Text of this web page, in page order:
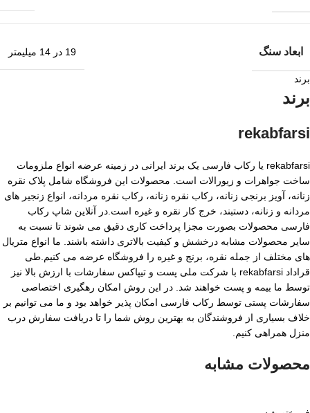
ابعاد سنگ 19 در 14 میلیمتر
برند
برند
rekabfarsi
rekabfarsi یا رکاب فارسی یک برند ایرانی در زمینه عرضه انواع ملزومات
ساخت جواهرات و زیورالات است. محصولات این فروشگاه شامل پلاک نقره
زنانه، آویز برنجی زنانه، رکاب نقره زنانه، رکاب نقره مردانه، انواع زنجیر های
مردانه و زنانه، دستبند، خرج کار نقره و غیره است.در آنلاین شاپ رکاب
فارسی محصولات بصورت مجزا پرداخت کاری دقیق می شوند تا نسبت به
سایر محصولات مشابه درخشش و کیفیت بالاتری داشته باشند. ما انواع متریال
های مختلف از جمله نقره، برنج و غیره را فروشگاه عرضه می کنیم.طی
قراداد rekabfarsi با شرکت ملی پست و تیپاکس سفارشات با ارزش بالا نیز
توسط ما بیمه و پست خواهند شد. در این روش امکان رهگیری اختصاصی
سفارشات پستی توسط رکاب فارسی امکان پذیر خواهد بود و ما می توانیم بر
خلاف بسیاری از فروشندگان به بهترین روش شما را تا دریافت سفارش درب
منزل همراهی کنیم.
محصولات مشابه